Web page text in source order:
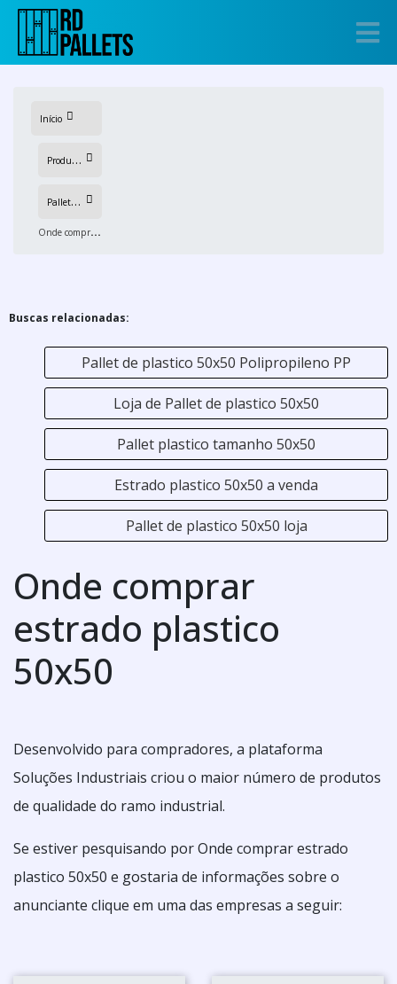
Início
P
rodutos
P
allet de plastico 50x50
O
nde comprar estrado plastico 50x50
Buscas relacionadas:
Pallet de plastico 50x50 Polipropileno PP
Loja de Pallet de plastico 50x50
Pallet plastico tamanho 50x50
Estrado plastico 50x50 a venda
Pallet de plastico 50x50 loja
Onde comprar
estrado plastico
50x50
Desenvolvido para compradores, a plataforma
Soluções Industriais criou o maior número de produtos
de qualidade do ramo industrial.
Se estiver pesquisando por Onde comprar estrado
plastico 50x50 e gostaria de informações sobre o
anunciante clique em uma das empresas a seguir: